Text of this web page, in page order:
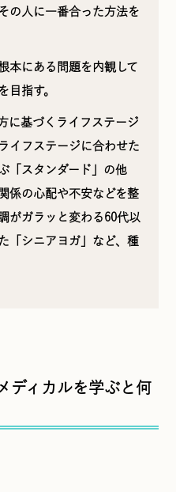
の人に一番合った方法を
本にある問題を内観して
目指す。
に基づくライフステージ
イフステージに合わせた
「スタンダード」の他
係の心配や不安などを整
がガラッと変わる60代以
「シニアヨガ」など、種
ディカルを学ぶと何